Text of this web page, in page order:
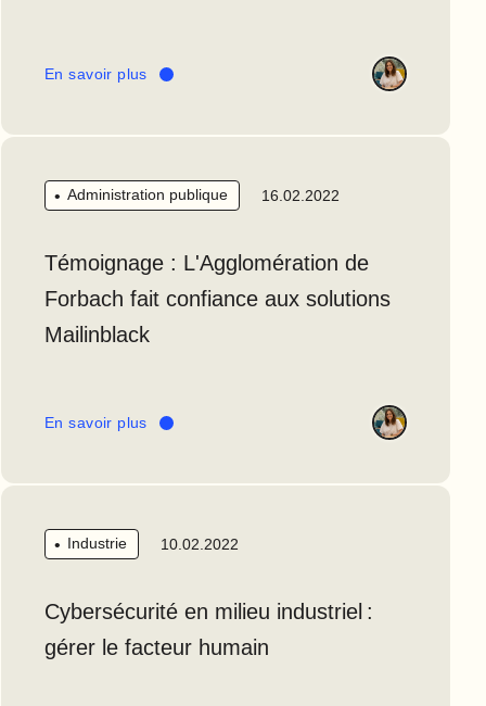
En savoir plus
Administration publique 16.02.2022
Témoignage : L'Agglomération de
Forbach fait confiance aux solutions
Mailinblack
En savoir plus
Industrie 10.02.2022
Cybersécurité en milieu industriel :
gérer le facteur humain